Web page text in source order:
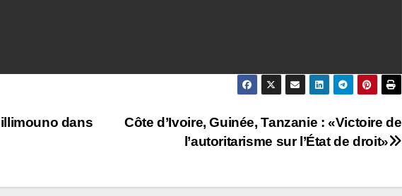
Côte d’Ivoire, Guinée, Tanzanie : «Victoire de
l’autoritarisme sur l’État de droit»
dans